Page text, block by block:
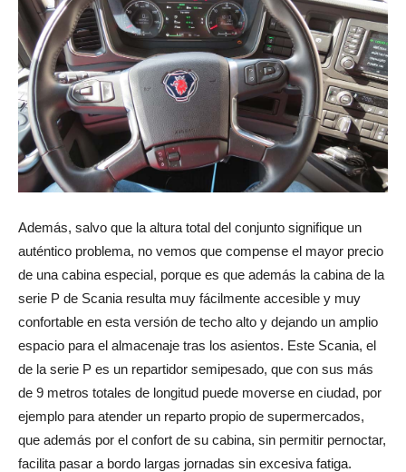
Además, salvo que la altura total del conjunto signifique un
auténtico problema, no vemos que compense el mayor precio
de una cabina especial, porque es que además la cabina de la
serie P de Scania resulta muy fácilmente accesible y muy
confortable en esta versión de techo alto y dejando un amplio
espacio para el almacenaje tras los asientos. Este Scania, el
de la serie P es un repartidor semipesado, que con sus más
de 9 metros totales de longitud puede moverse en ciudad, por
ejemplo para atender un reparto propio de supermercados,
que además por el confort de su cabina, sin permitir pernoctar,
facilita pasar a bordo largas jornadas sin excesiva fatiga.